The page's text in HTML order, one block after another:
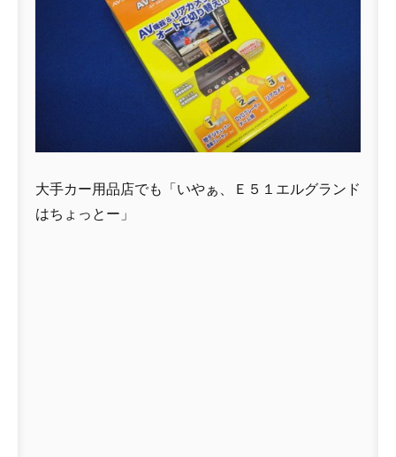
大手カー用品店でも「いやぁ、Ｅ５１エルグランド
はちょっとー」